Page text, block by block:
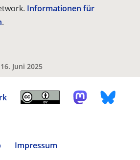
Informationen für
.
16. Juni 2025
Impressum